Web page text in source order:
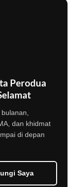
Perodua
dan khidmat
di depan
Saya